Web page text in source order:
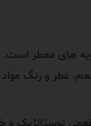
معطر است.
عطر و رنگ